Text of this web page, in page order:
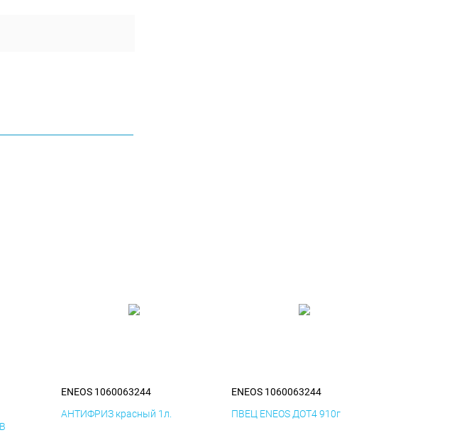
ENEOS 1060063244
АНТИФРИЗ красный 1л.
ENEOS 1060063244
ПВЕЦ ENEOS ДОТ4 910г